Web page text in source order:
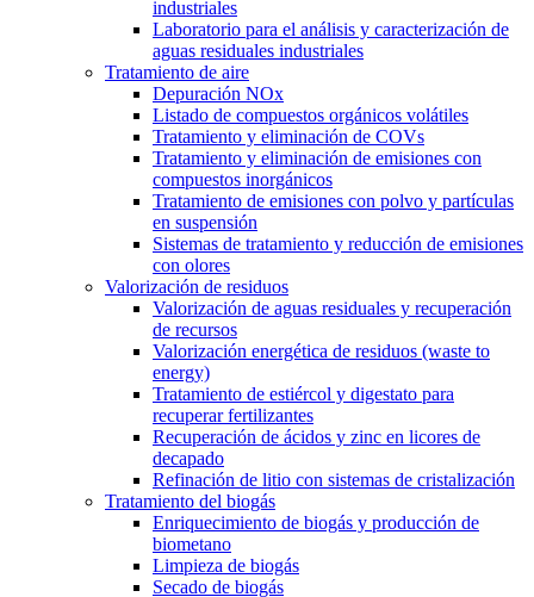
industriales
Laboratorio para el análisis y caracterización de
aguas residuales industriales
Tratamiento de aire
Depuración NOx
Listado de compuestos orgánicos volátiles
Tratamiento y eliminación de COVs
Tratamiento y eliminación de emisiones con
compuestos inorgánicos
Tratamiento de emisiones con polvo y partículas
en suspensión
Sistemas de tratamiento y reducción de emisiones
con olores
Valorización de residuos
Valorización de aguas residuales y recuperación
de recursos
Valorización energética de residuos (waste to
energy)
Tratamiento de estiércol y digestato para
recuperar fertilizantes
Recuperación de ácidos y zinc en licores de
decapado
Refinación de litio con sistemas de cristalización
Tratamiento del biogás
Enriquecimiento de biogás y producción de
biometano
Limpieza de biogás
Secado de biogás